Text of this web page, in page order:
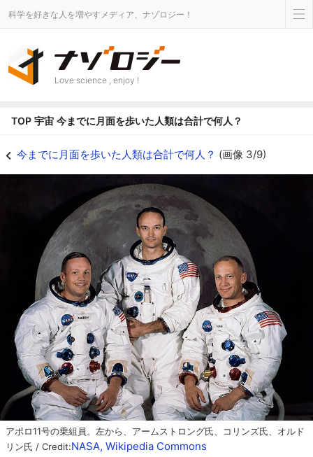
科学を好きな人を増やすメディア、ナゾロジー！
Love science , enjoy !
TOP 宇宙 今までに月面を歩いた人類は合計で何人？
今までに月面を歩いた人類は合計で何人？ (画像 3/9)
アポロ11号の乗組員。左から、アームストロング氏、コリンズ氏、オルド
リン氏 / Credit:NASA, Wikipedia Commons